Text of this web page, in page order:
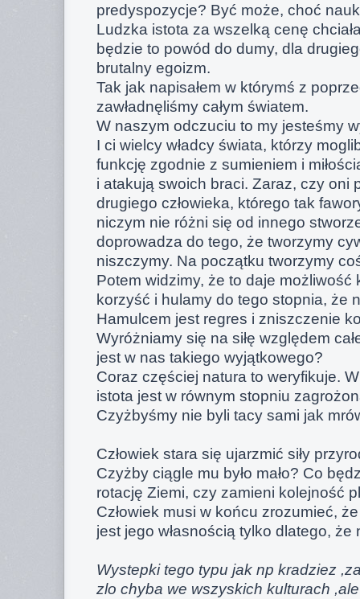
predyspozycje? Być może, choć
Ludzka istota za wszelką cenę
będzie to powód do dumy, dla
brutalny egoizm.
Tak jak napisałem w którymś z
zawładnęliśmy całym światem.
W naszym odczuciu to my jesteśmy
I ci wielcy władcy świata, którzy
funkcję zgodnie z sumieniem i
i atakują swoich braci. Zaraz, czy oni
drugiego człowieka, którego tak
niczym nie różni się od innego
doprowadza do tego, że tworzymy
niszczymy. Na początku tworzymy
Potem widzimy, że to daje możliwość
korzyść i hulamy do tego stopnia, że
Hamulcem jest regres i zniszczenie
Wyróżniamy się na siłę względem
jest w nas takiego wyjątkowego?
Coraz częściej natura to weryfikuje.
istota jest w równym stopniu
Czyżbyśmy nie byli tacy sami jak
Człowiek stara się ujarzmić siły
Czyżby ciągle mu było mało? Co
rotację Ziemi, czy zamieni kolejność
Człowiek musi w końcu zrozumieć,
jest jego własnością tylko dlatego, że
Wystepki tego typu jak np kradziez
zlo chyba we wszyskich kulturach